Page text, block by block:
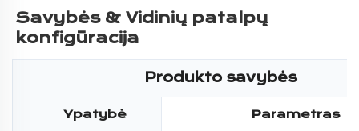
Savybės & Vidinių patalpų
konfigūracija
Produkto savybės
Ypatybė Parametras